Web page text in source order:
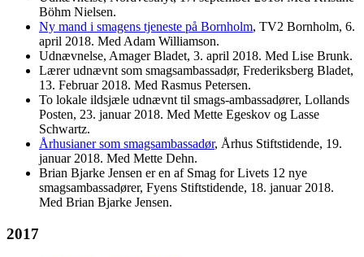
Böhm Nielsen.
Ny mand i smagens tjeneste på Bornholm, TV2 Bornholm, 6.
april 2018. Med Adam Williamson.
Udnævnelse, Amager Bladet, 3. april 2018. Med Lise Brunk.
Lærer udnævnt som smagsambassadør, Frederiksberg Bladet,
13. Februar 2018. Med Rasmus Petersen.
To lokale ildsjæle udnævnt til smags-ambassadører, Lollands
Posten, 23. januar 2018. Med Mette Egeskov og Lasse
Schwartz.
Århusianer som smagsambassadør, Århus Stiftstidende, 19.
januar 2018. Med Mette Dehn.
Brian Bjarke Jensen er en af Smag for Livets 12 nye
smagsambassadører, Fyens Stiftstidende, 18. januar 2018.
Med Brian Bjarke Jensen.
2017